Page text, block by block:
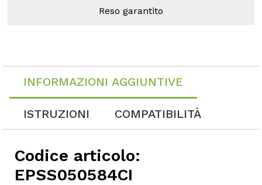
Reso garantito
INFORMAZIONI AGGIUNTIVE
ISTRUZIONI COMPATIBILITÀ
Codice articolo:
EPSS050584CI